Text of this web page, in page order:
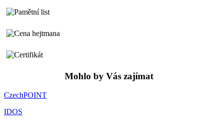
Mohlo by Vás zajímat
CzechPOINT
IDOS